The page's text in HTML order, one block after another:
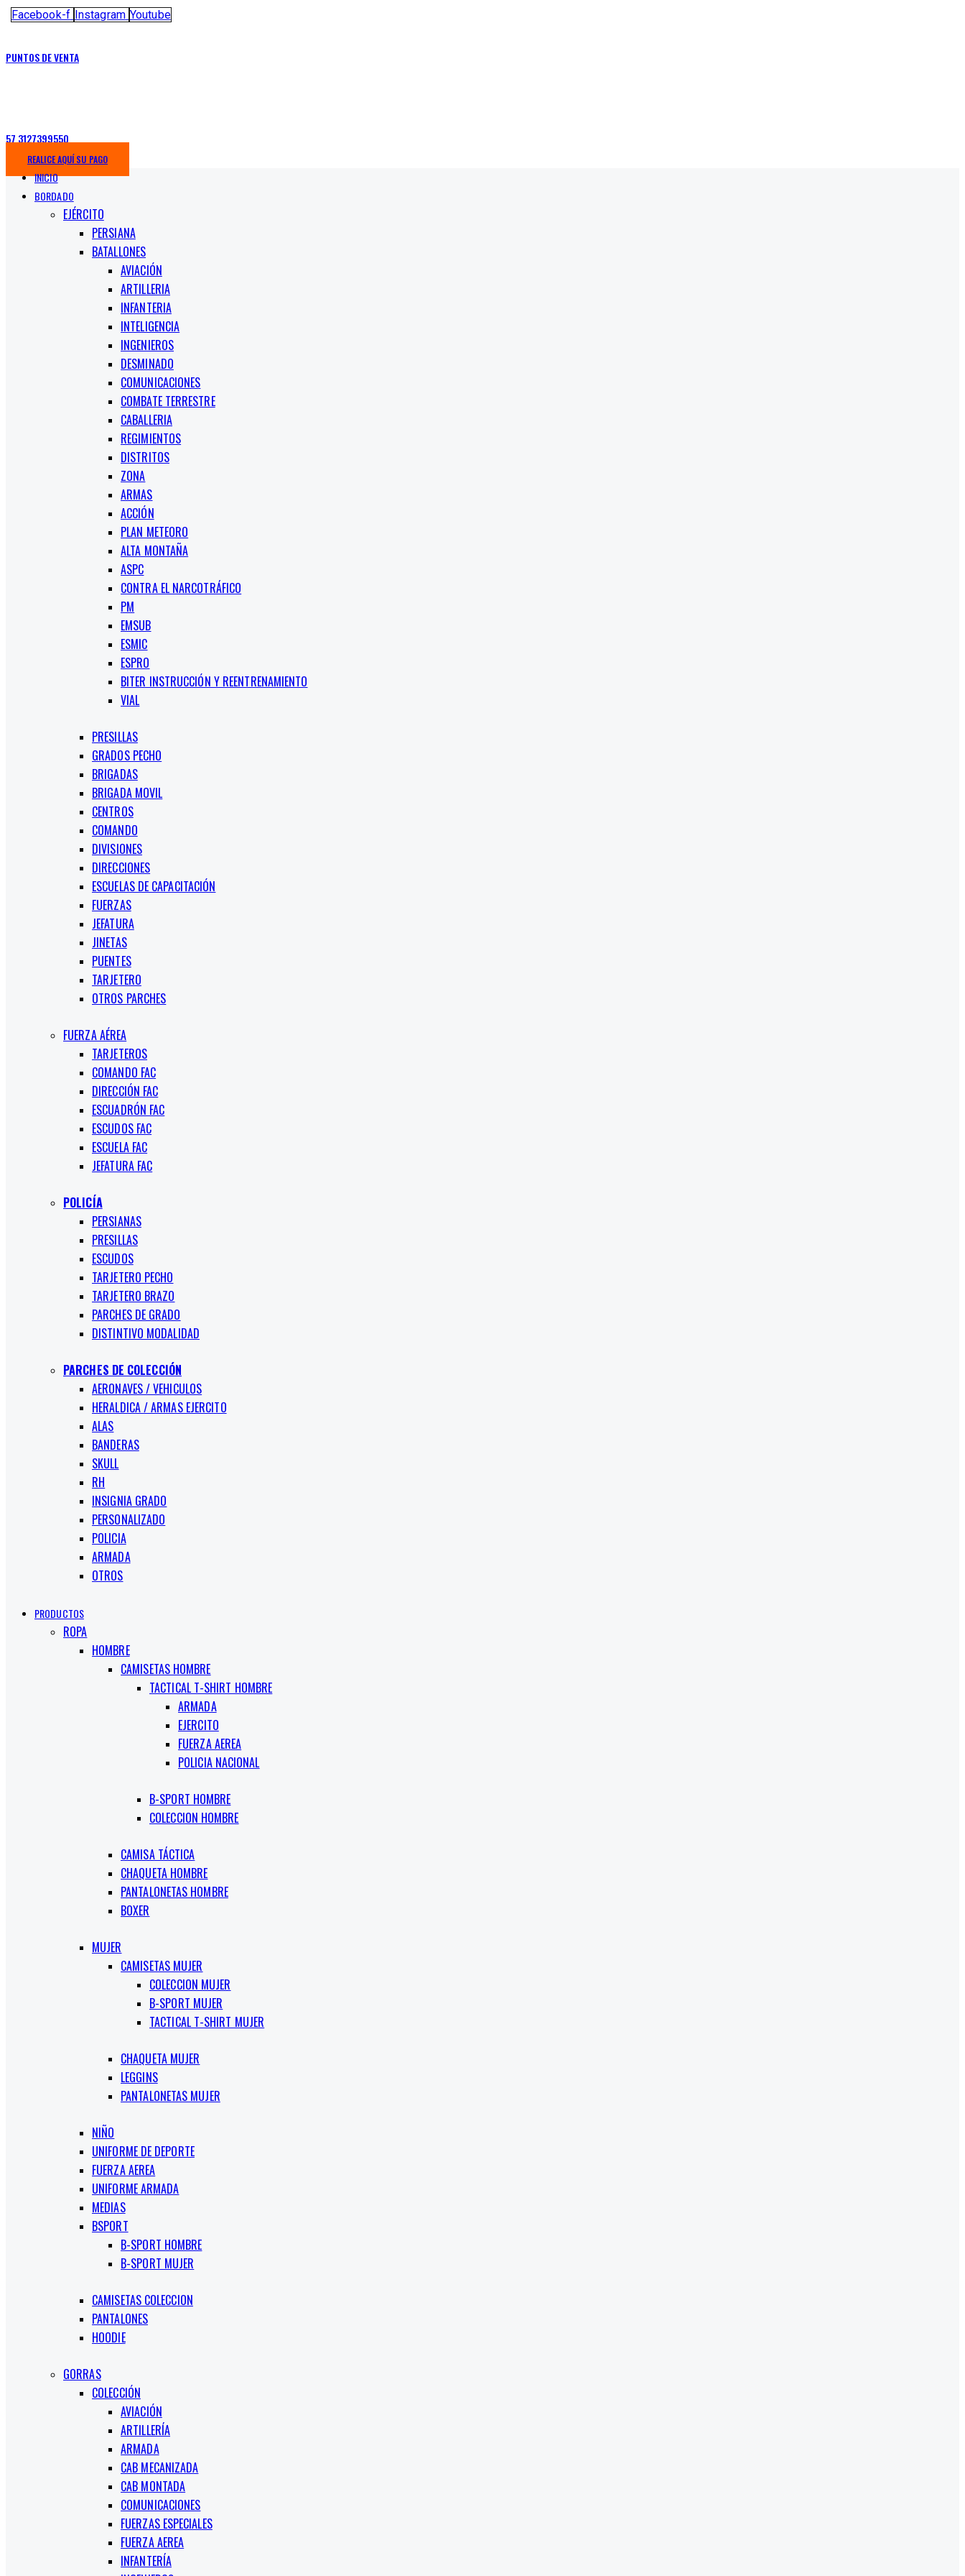
Facebook-f Instagram Youtube
PUNTOS DE VENTA
57 3127399550
REALICE AQUÍ SU PAGO
INICIO
BORDADO
EJÉRCITO
PERSIANA
BATALLONES
AVIACIÓN
ARTILLERIA
INFANTERIA
INTELIGENCIA
INGENIEROS
DESMINADO
COMUNICACIONES
COMBATE TERRESTRE
CABALLERIA
REGIMIENTOS
DISTRITOS
ZONA
ARMAS
ACCIÓN
PLAN METEORO
ALTA MONTAÑA
ASPC
CONTRA EL NARCOTRÁFICO
PM
EMSUB
ESMIC
ESPRO
BITER INSTRUCCIÓN Y REENTRENAMIENTO
VIAL
PRESILLAS
GRADOS PECHO
BRIGADAS
BRIGADA MOVIL
CENTROS
COMANDO
DIVISIONES
DIRECCIONES
ESCUELAS DE CAPACITACIÓN
FUERZAS
JEFATURA
JINETAS
PUENTES
TARJETERO
OTROS PARCHES
FUERZA AÉREA
TARJETEROS
COMANDO FAC
DIRECCIÓN FAC
ESCUADRÓN FAC
ESCUDOS FAC
ESCUELA FAC
JEFATURA FAC
POLICÍA
PERSIANAS
PRESILLAS
ESCUDOS
TARJETERO PECHO
TARJETERO BRAZO
PARCHES DE GRADO
DISTINTIVO MODALIDAD
PARCHES DE COLECCIÓN
AERONAVES / VEHICULOS
HERALDICA / ARMAS EJERCITO
ALAS
BANDERAS
SKULL
RH
INSIGNIA GRADO
PERSONALIZADO
POLICIA
ARMADA
OTROS
PRODUCTOS
ROPA
HOMBRE
CAMISETAS HOMBRE
TACTICAL T-SHIRT HOMBRE
ARMADA
EJERCITO
FUERZA AEREA
POLICIA NACIONAL
B-SPORT HOMBRE
COLECCION HOMBRE
CAMISA TÁCTICA
CHAQUETA HOMBRE
PANTALONETAS HOMBRE
BOXER
MUJER
CAMISETAS MUJER
COLECCION MUJER
B-SPORT MUJER
TACTICAL T-SHIRT MUJER
CHAQUETA MUJER
LEGGINS
PANTALONETAS MUJER
NIÑO
UNIFORME DE DEPORTE
FUERZA AEREA
UNIFORME ARMADA
MEDIAS
BSPORT
B-SPORT HOMBRE
B-SPORT MUJER
CAMISETAS COLECCION
PANTALONES
HOODIE
GORRAS
COLECCIÓN
AVIACIÓN
ARTILLERÍA
ARMADA
CAB MECANIZADA
CAB MONTADA
COMUNICACIONES
FUERZAS ESPECIALES
FUERZA AEREA
INFANTERÍA